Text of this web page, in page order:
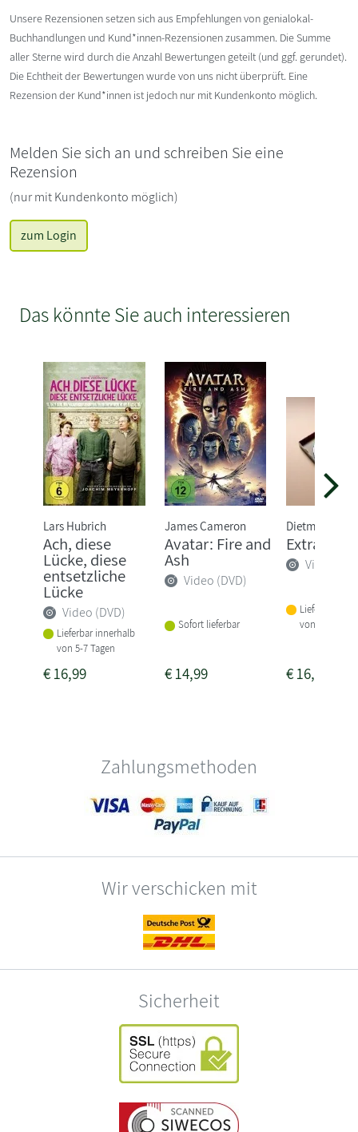
Unsere Rezensionen setzen sich aus Empfehlungen von genialokal-
Buchhandlungen und Kund*innen-Rezensionen zusammen. Die Summe
aller Sterne wird durch die Anzahl Bewertungen geteilt (und ggf. gerundet).
Die Echtheit der Bewertungen wurde von uns nicht überprüft. Eine
Rezension der Kund*innen ist jedoch nur mit Kundenkonto möglich.
Melden Sie sich an und schreiben Sie eine
Rezension
(nur mit Kundenkonto möglich)
zum Login
Das könnte Sie auch interessieren
Lars Hubrich
Ach, diese
Lücke, diese
entsetzliche
Lücke
Video (DVD)
Lieferbar innerhalb
von 5-7 Tagen
€16,99
James Cameron
Avatar: Fire and
Ash
Video (DVD)
Sofort lieferbar
€14,99
Dietmar
Video
Lieferbar
von 3
€16,99
Zahlungsmethoden
Wir verschicken mit
Sicherheit